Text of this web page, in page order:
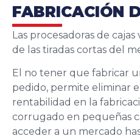
FABRICACIÓN
Las procesadoras de
de las tiradas cortas del
El no tener que fabricar
pedido, permite eliminar
rentabilidad en la
corrugado en pequeñas
acceder a un mercado